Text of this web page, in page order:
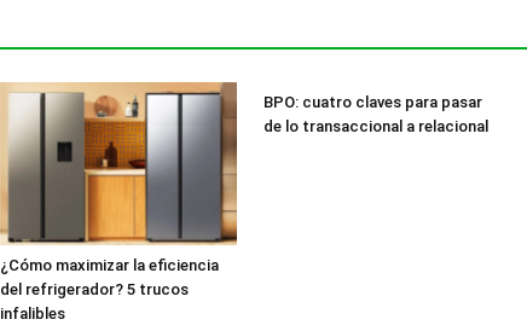
¿Cómo maximizar la eficiencia
del refrigerador? 5 trucos
infalibles
BPO: cuatro claves para pasar
de lo transaccional a relacional